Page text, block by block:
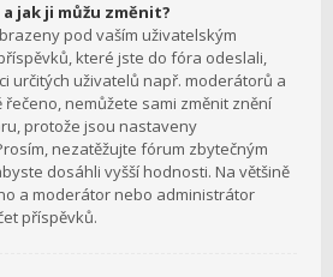
jak ji můžu změnit?
pod vaším uživatelským
které jste do fóra odeslali,
určitých uživatelů např. moderátorů a
nemůžete sami změnit znění
protože jsou nastaveny
nezatěžujte fórum zbytečným
dosáhli vyšší hodnosti. Na většině
a moderátor nebo administrátor
příspěvků.